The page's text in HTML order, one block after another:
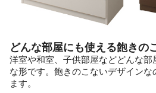
どんな部屋にも使える飽きの
洋室や和室、子供部屋などどんな
な形です。飽きのこないデザイン
ます。